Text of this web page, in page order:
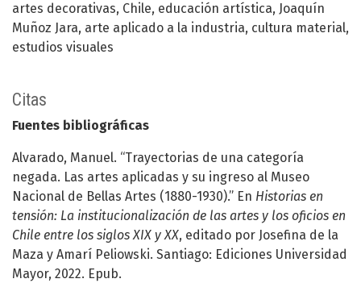
artes decorativas Chile educación artística Joaquín
Muñoz Jara arte aplicado a la industria cultura material
estudios visuales
Citas
Fuentes bibliográficas
Alvarado, Manuel. “Trayectorias de una categoría
negada. Las artes aplicadas y su ingreso al Museo
Nacional de Bellas Artes (1880-1930).” En Historias en
tensión: La institucionalización de las artes y los oficios en
Chile entre los siglos XIX y XX, editado por Josefina de la
Maza y Amarí Peliowski. Santiago: Ediciones Universidad
Mayor, 2022. Epub.